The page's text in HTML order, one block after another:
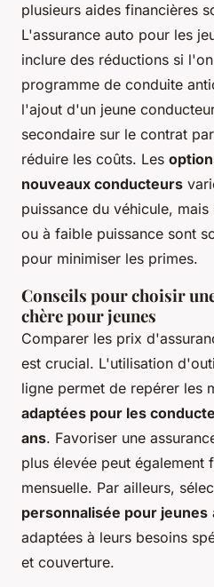
plusieurs aides financières
L'assurance auto pour les
inclure des réductions si
programme de conduite
l'ajout d'un jeune
secondaire sur le contrat
réduire les coûts. Les
nouveaux conducteurs
puissance du véhicule,
ou à faible puissance sont
pour minimiser les primes.
Conseils pour choisir
chère pour jeunes
Comparer les prix
est crucial. L'utilisation
ligne permet de repérer les
adaptées pour les
ans. Favoriser une
plus élevée peut également
mensuelle. Par ailleurs,
personnalisée pour jeunes
adaptées à leurs besoins
et couverture.